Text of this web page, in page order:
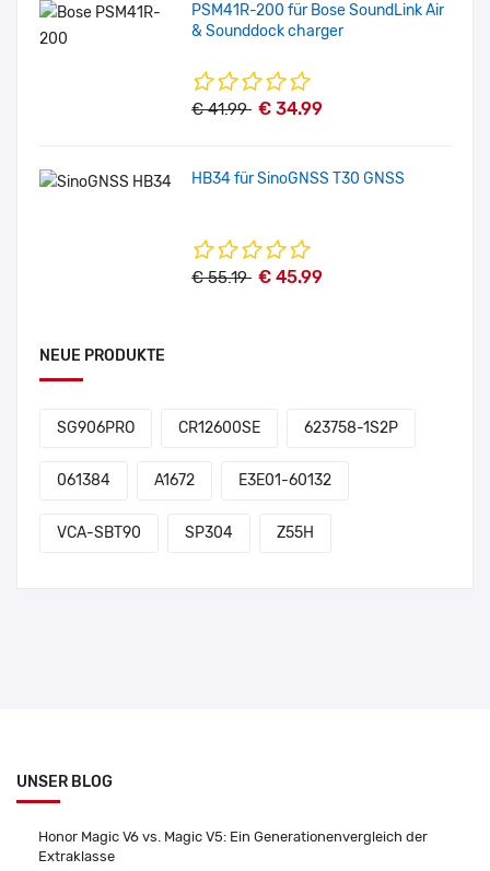
PSM41R-200 für Bose SoundLink Air
& Sounddock charger
€ 41.99 € 34.99
HB34 für SinoGNSS T30 GNSS
€ 55.19 € 45.99
NEUE PRODUKTE
SG906PRO CR12600SE 623758-1S2P
061384 A1672 E3E01-60132
VCA-SBT90 SP304 Z55H
UNSER BLOG
Honor Magic V6 vs. Magic V5: Ein Generationenvergleich der
Extraklasse